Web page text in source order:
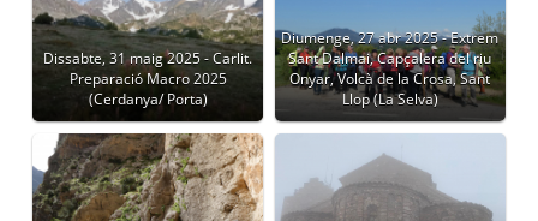
Dissabte, 31 maig 2025 - Carlit.
Preparació Macro 2025
(Cerdanya/ Porta)
Diumenge, 27 abr 2025 - Extrem
Sant Dalmai, Capçalera del riu
Onyar, Volcà de la Crosa, Sant
Llop (La Selva)